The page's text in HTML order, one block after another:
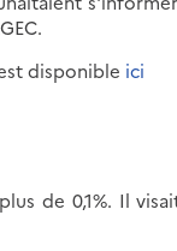
disponible ici
de 0,1%. Il